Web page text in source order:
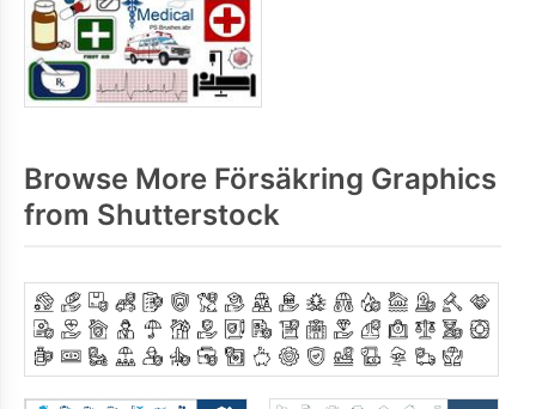
Browse More Försäkring Graphics
from Shutterstock